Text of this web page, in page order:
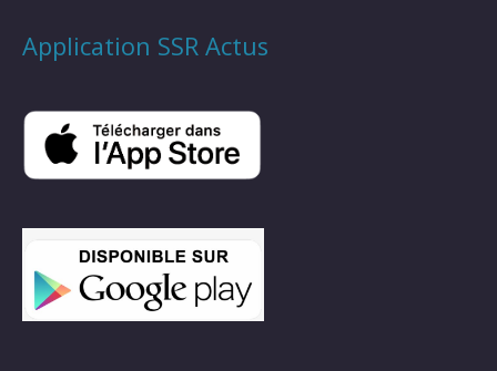
Application SSR Actus